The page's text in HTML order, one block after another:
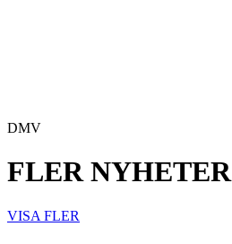
DMV
FLER NYHETER
VISA FLER